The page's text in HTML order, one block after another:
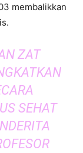
membalikkan
ZAT
SEHAT